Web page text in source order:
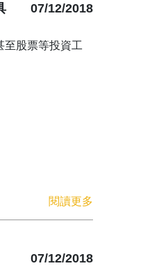
07/12/2018
至股票等投資工
閱讀更多
07/12/2018